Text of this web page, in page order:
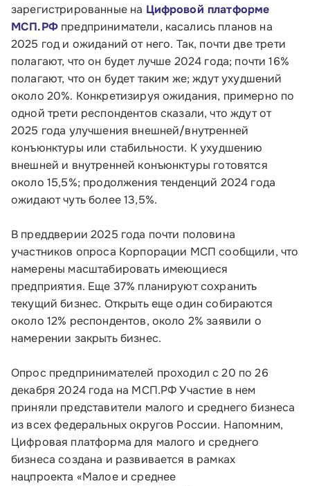
Телефон:
8 800 100-11-00
Время работы:
по будням с 10:00 до 19:00
Почтовый адрес:
109012, г. Москва, Славянская площадь, д.4,
зарегистрированные на Цифровой платформе
МСП.РФпредприниматели, касались планов на
2025 год и ожиданий от него. Так, почти две трети
полагают, что он будет лучше 2024 года; почти 16%
полагают, что он будет таким же; ждут ухудшений
около 20%. Конкретизируя ожидания, примерно по
одной трети респондентов сказали, что ждут от
2025 года улучшения внешней/внутренней
конъюнктуры или стабильности. К ухудшению
внешней и внутренней конъюнктуры готовятся
около 15,5%; продолжения тенденций 2024 года
ожидают чуть более 13,5%.
В преддверии 2025 года почти половина
участников опроса Корпорации МСП сообщили, что
намерены масштабировать имеющиеся
предприятия. Еще 37% планируют сохранить
текущий бизнес. Открыть еще один собираются
около 12% респондентов, около 2% заявили о
намерении закрыть бизнес.
Опрос предпринимателей проходил с 20 по 26
декабря 2024 года на МСП.РФ Участие в нем
приняли представители малого и среднего бизнеса
из всех федеральных округов России. Напомним,
Цифровая платформа для малого и среднего
бизнеса создана и развивается в рамках
нацпроекта «Малое и среднее